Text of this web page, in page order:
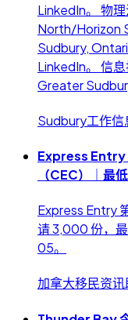
LinkedIn。 物
North/Horizon
Sudbury,
LinkedIn。 信
Greater
Sudbury工作信
Express Entry
（CEC）｜最
Express Entry
请 3,000 份，
05。
加拿大移民资讯